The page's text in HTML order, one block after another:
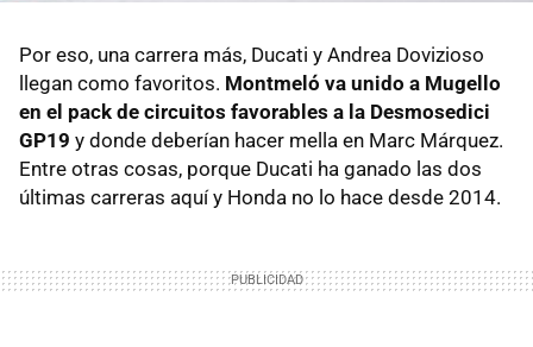
Por eso, una carrera más, Ducati y Andrea Dovizioso
llegan como favoritos. Montmeló va unido a Mugello
en el pack de circuitos favorables a la Desmosedici
GP19 y donde deberían hacer mella en Marc Márquez.
Entre otras cosas, porque Ducati ha ganado las dos
últimas carreras aquí y Honda no lo hace desde 2014.